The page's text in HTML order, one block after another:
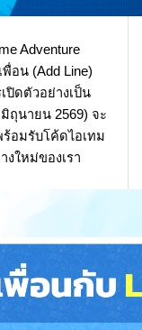
Adventure
อน (Add Line)
ปิดตัวอย่างเป็น
ถุนายน 2569) จะ
อมรับโค้ดไอเทม
ใหม่ของเรา